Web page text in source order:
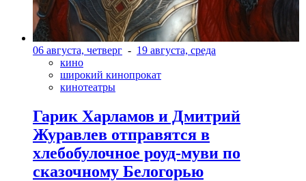
06 августа, четверг - 19 августа, среда
кино
широкий кинопрокат
кинотеатры
Гарик Харламов и Дмитрий
Журавлев отправятся в
хлебобулочное роуд-муви по
сказочному Белогорью